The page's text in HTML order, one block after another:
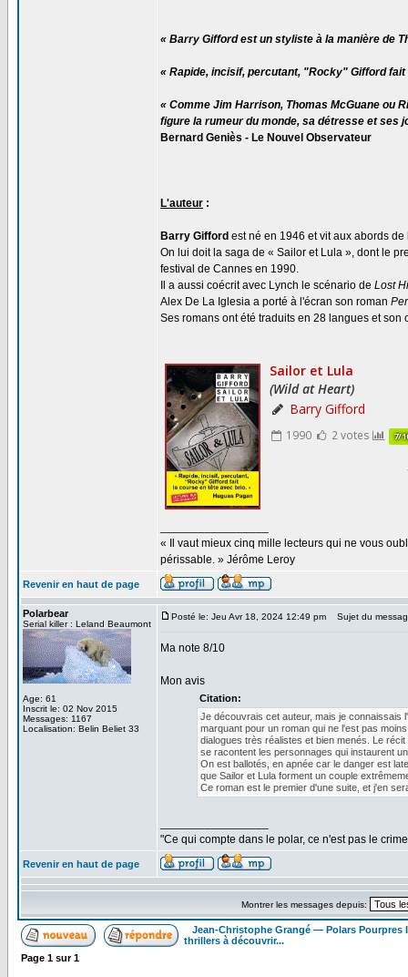
« Barry Gifford est un styliste à la manière de
« Rapide, incisif, percutant, "Rocky" Gifford
« Comme Jim Harrison, Thomas McGuane ou
figure la rumeur du monde, sa détresse et ses
Bernard Geniès - Le Nouvel Observateur
L'auteur :
Barry Gifford est né en 1946 et vit aux abords
On lui doit la saga de « Sailor et Lula », dont le
festival de Cannes en 1990.
Il a aussi coécrit avec Lynch le scénario de Lost
Alex De La Iglesia a porté à l'écran son roman
Ses romans ont été traduits en 28 langues et
« Il vaut mieux cinq mille lecteurs qui ne vous
périssable. » Jérôme Leroy
Revenir en haut de page
Polarbear
Serial killer : Leland Beaumont
Age: 61
Inscrit le: 02 Nov 2015
Messages: 1167
Localisation: Belin Beliet 33
Posté le: Jeu Avr 18, 2024 12:49 pm Sujet du
Ma note 8/10
Mon avis
Citation:
Je découvrais cet auteur, mais je connaissais
marquant pour un roman qui ne l'est pas
dialogues très réalistes et bien menés. Le
se racontent les personnages qui instaurent
On est ballotés, en apnée car le danger est
que Sailor et Lula forment un couple
Ce roman est le premier d'une suite, et j'en
"Ce qui compte dans le polar, ce n'est pas le
Revenir en haut de page
Montrer les messages depuis:
Jean-Christophe Grangé — Polars Pourpres
thrillers à découvrir...
Page 1 sur1